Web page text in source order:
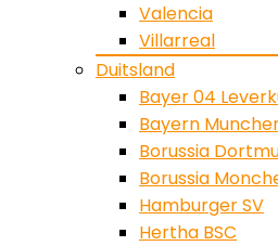
Valencia
Villarreal
Duitsland
Bayer 04
Bayern
Borussia
Borussia
Hamburger SV
Hertha BSC